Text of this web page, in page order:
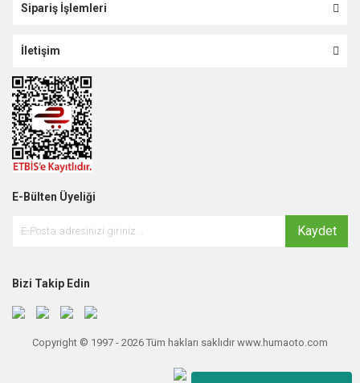
Sipariş İşlemleri
İletişim
E-Bülten Üyeliği
Kaydet
Bizi Takip Edin
Copyright © 1997 - 2026 Tüm hakları saklıdır www.humaoto.com